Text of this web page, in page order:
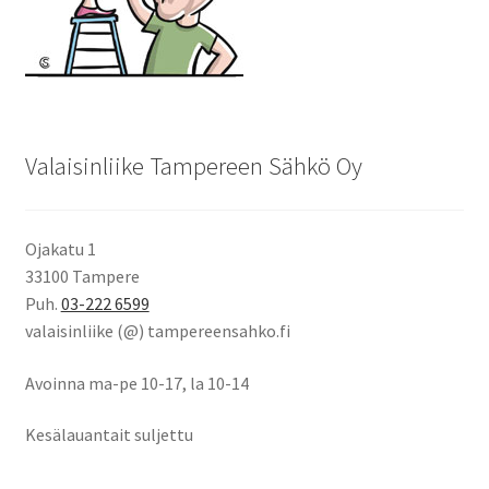
Valaisinliike Tampereen Sähkö Oy
Ojakatu 1
33100 Tampere
Puh. 03-222 6599
valaisinliike (@) tampereensahko.fi
Avoinna ma-pe 10-17, la 10-14
Kesälauantait suljettu